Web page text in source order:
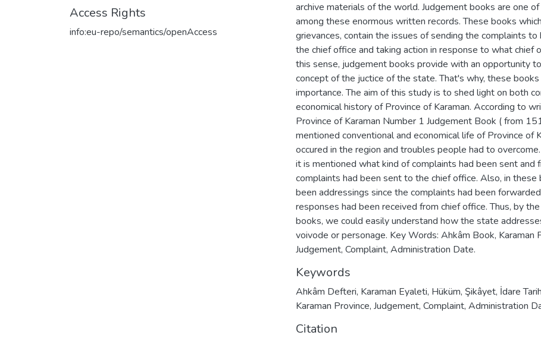
Access Rights
info:eu-repo/semantics/openAccess
archive materials of the world. Judgement books are one
among these enormous written records. These books
grievances, contain the issues of sending the complaints
the chief office and taking action in response to what chief
this sense, judgement books provide with an opportunity
concept of the juctice of the state. That's why, these
importance. The aim of this study is to shed light on both
economical history of Province of Karaman. According to
Province of Karaman Number 1 Judgement Book ( from
mentioned conventional and economical life of Province of
occured in the region and troubles people had to
it is mentioned what kind of complaints had been sent and
complaints had been sent to the chief office. Also, in these
been addressings since the complaints had been
responses had been received from chief office. Thus, by
books, we could easily understand how the state
voivode or personage. Key Words: Ahkâm Book, Karaman
Judgement, Complaint, Administration Date.
Keywords
Ahkâm Defteri, Karaman Eyaleti, Hüküm, Şikâyet, İdare
Karaman Province, Judgement, Complaint, Administration
Citation